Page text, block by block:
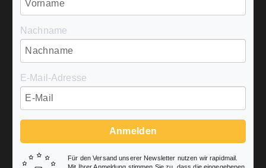
Nachname
E-Mail-Adresse
Anmelden
Für den Versand unserer Newsletter nutzen wir rapidmail.